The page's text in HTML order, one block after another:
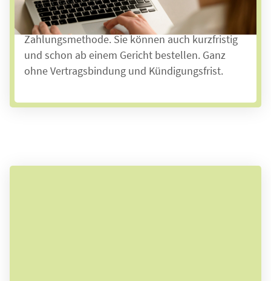
bestellen. Bezahlen können Sie sicher und
bequem über Ihre bevorzugte
Zahlungsmethode. Sie können auchkurzfristig
und schon ab einem Gericht bestellen. Ganz
ohne Vertragsbindung und Kündigungsfrist.